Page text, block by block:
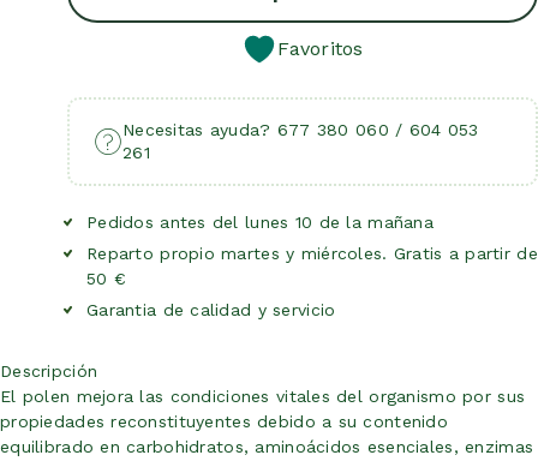
Favoritos
Necesitas ayuda? 677 380 060 / 604 053
261
Pedidos antes del lunes 10 de la mañana
Reparto propio martes y miércoles. Gratis a partir de
50 €
Garantia de calidad y servicio
Descripción
El polen mejora las condiciones vitales del organismo por sus
propiedades reconstituyentes debido a su contenido
equilibrado en carbohidratos, aminoácidos esenciales, enzimas